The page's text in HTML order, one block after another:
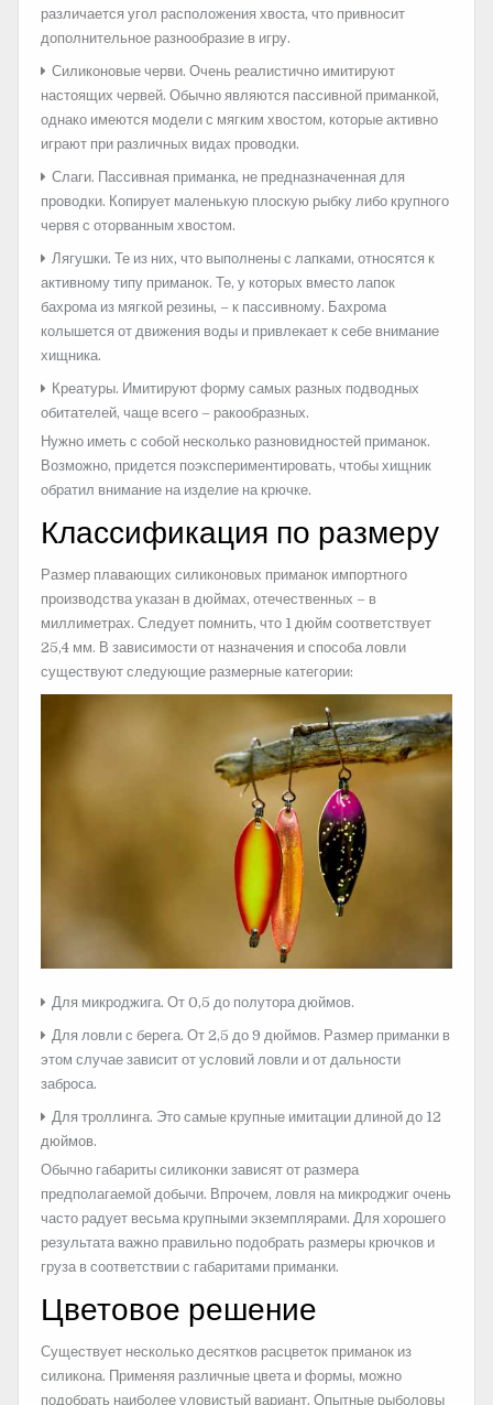
различается угол расположения хвоста, что привносит
дополнительное разнообразие в игру.
Силиконовые черви. Очень реалистично имитируют
настоящих червей. Обычно являются пассивной приманкой,
однако имеются модели с мягким хвостом, которые активно
играют при различных видах проводки.
Слаги. Пассивная приманка, не предназначенная для
проводки. Копирует маленькую плоскую рыбку либо крупного
червя с оторванным хвостом.
Лягушки. Те из них, что выполнены с лапками, относятся к
активному типу приманок. Те, у которых вместо лапок
бахрома из мягкой резины, – к пассивному. Бахрома
колышется от движения воды и привлекает к себе внимание
хищника.
Креатуры. Имитируют форму самых разных подводных
обитателей, чаще всего – ракообразных.
Нужно иметь с собой несколько разновидностей приманок.
Возможно, придется поэкспериментировать, чтобы хищник
обратил внимание на изделие на крючке.
Классификация по размеру
Размер плавающих силиконовых приманок импортного
производства указан в дюймах, отечественных – в
миллиметрах. Следует помнить, что 1 дюйм соответствует
25,4 мм. В зависимости от назначения и способа ловли
существуют следующие размерные категории:
Для микроджига. От 0,5 до полутора дюймов.
Для ловли с берега. От 2,5 до 9 дюймов. Размер приманки в
этом случае зависит от условий ловли и от дальности
заброса.
Для троллинга. Это самые крупные имитации длиной до 12
дюймов.
Обычно габариты силиконки зависят от размера
предполагаемой добычи. Впрочем, ловля на микроджиг очень
часто радует весьма крупными экземплярами. Для хорошего
результата важно правильно подобрать размеры крючков и
груза в соответствии с габаритами приманки.
Цветовое решение
Существует несколько десятков расцветок приманок из
силикона. Применяя различные цвета и формы, можно
подобрать наиболее уловистый вариант. Опытные рыболовы